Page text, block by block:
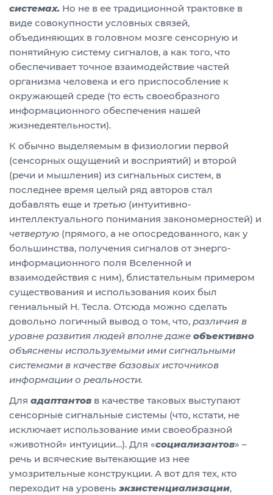
системах. Но не в ее традиционной трактовке в
виде совокупности условных связей,
объединяющих в головном мозге сенсорную и
понятийную систему сигналов, а как того, что
обеспечивает точное взаимодействие частей
организма человека и его приспособление к
окружающей среде (то есть своеобразного
информационного обеспечения нашей
жизнедеятельности).
К обычно выделяемым в физиологии первой
(сенсорных ощущений и восприятий) и второй
(речи и мышления) из сигнальных систем, в
последнее время целый ряд авторов стал
добавлять еще и третью (интуитивно-
интеллектуального понимания закономерностей) и
четвертую (прямого, а не опосредованного, как у
большинства, получения сигналов от энерго-
информационного поля Вселенной и
взаимодействия с ним), блистательным примером
существования и использования коих был
гениальный Н. Тесла. Отсюда можно сделать
довольно логичный вывод о том, что, различия в
уровне развития людей вполне даже объективно
объяснены используемыми ими сигнальными
системами в качестве базовых источников
информации о реальности.
Для адаптантов в качестве таковых выступают
сенсорные сигнальные системы (что, кстати, не
исключает использование ими своеобразной
«животной» интуиции…). Для «социализантов» –
речь и всяческие вытекающие из нее
умозрительные конструкции. А вот для тех, кто
переходит на уровень экзистенциализации,